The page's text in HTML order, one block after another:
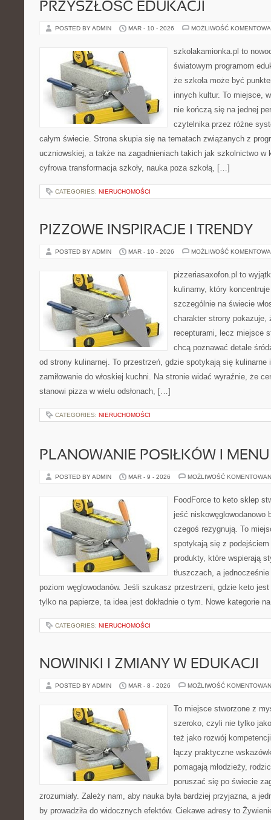
PRZYSZŁOŚĆ EDUKACJI
POSTED BY ADMIN MAR - 10 - 2026 MOŻLIWOŚĆ
szkolakamionka.pl to
światowym programom
że szkoła może być
innych kultur. To miejsce,
nie kończą się na jednej
czytelnika przez różne
całym świecie. Strona skupia się na tematach związanych z
uczniowskiej, a także na zagadnieniach takich jak szkolnictwo w
cyfrowa transformacja szkoły, nauka poza szkołą, […]
CATEGORIES: NIERUCHOMOŚCI
PIZZOWE INSPIRACJE I TRENDY
POSTED BY ADMIN MAR - 10 - 2026 MOŻLIWOŚĆ
pizzeriasaxofon.pl to
kulinarny, który
szczególnie na świecie
charakter strony
recepturami, lecz miejsce
chcą poznawać detale
od strony kulinarnej. To przestrzeń, gdzie spotykają się
zamiłowanie do włoskiej kuchni. Na stronie widać wyraźnie, że
stanowi pizza w wielu odsłonach, […]
CATEGORIES: NIERUCHOMOŚCI
PLANOWANIE POSIŁKÓW I MENU
POSTED BY ADMIN MAR - 9 - 2026 MOŻLIWOŚĆ
FoodForce to keto sklep
jeść niskowęglowodanowo
czegoś rezygnują. To
spotykają się z
produkty, które wspierają
tłuszczach, a
poziom węglowodanów. Jeśli szukasz przestrzeni, gdzie keto
tylko na papierze, ta idea jest dokładnie o tym. Nowe kategorie
CATEGORIES: NIERUCHOMOŚCI
NOWINKI I ZMIANY W EDUKACJI
POSTED BY ADMIN MAR - 8 - 2026 MOŻLIWOŚĆ
To miejsce stworzone z
szeroko, czyli nie tylko
też jako rozwój
łączy praktyczne
pomagają młodzieży,
poruszać się po świecie
zrozumiały. Zależy nam, aby nauka była bardziej przyjazna, a
by prowadziła do widocznych efektów. Ciekawe adresy to